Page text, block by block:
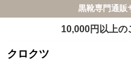
黒靴専門通販
10,000円以上の
クロクツ